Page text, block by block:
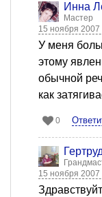
Инна
Мастер
15 ноября 2007
У меня
этому
обычной
как
0
15 ноября 2007